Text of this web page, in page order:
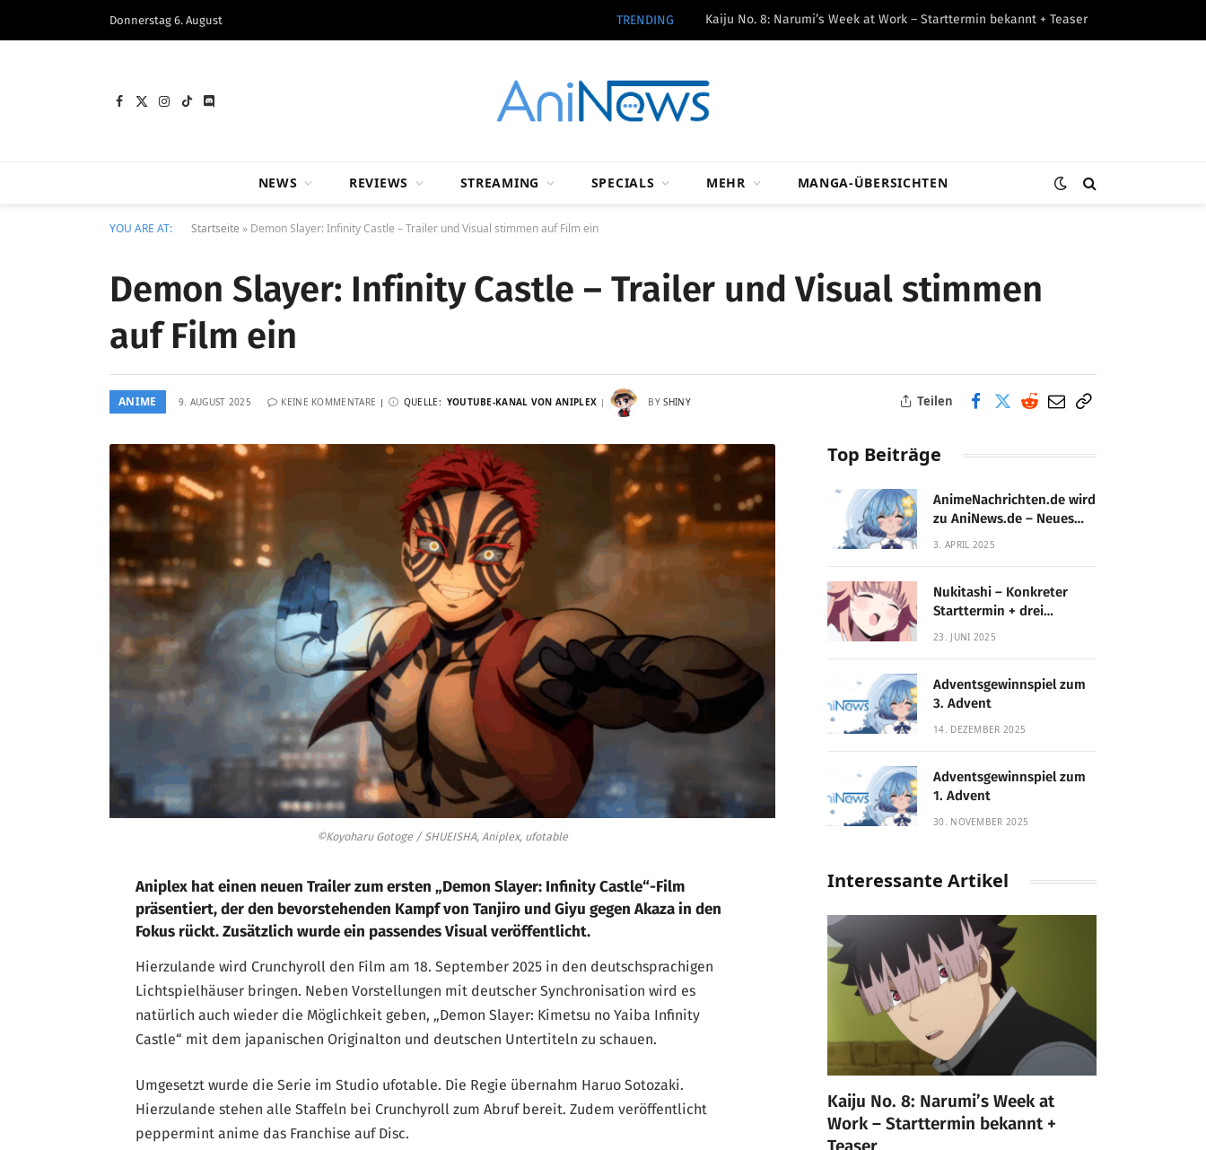
Donnerstag 6. August TRENDING Kaiju No. 8: Narumi’s Week at Work – Starttermin bekannt + Teaser
Facebook
X
Instagram
TikTokDiscord
NEWS REVIEWS STREAMING SPECIALS MEHR MANGA-ÜBERSICHTEN
YOU ARE AT: Startseite » Demon Slayer: Infinity Castle – Trailer und Visual stimmen auf Film ein
Demon Slayer: Infinity Castle – Trailer und Visual stimmen
auf Film ein
ANIME 9. AUGUST 2025 KEINE KOMMENTARE QUELLE: YOUTUBE-KANAL VON ANIPLEX BY SHINY Teilen
©Koyoharu Gotoge / SHUEISHA, Aniplex, ufotable
Aniplex hat einen neuen Trailer zum ersten „Demon Slayer: Infinity Castle“-Film
präsentiert, der den bevorstehenden Kampf von Tanjiro und Giyu gegen Akaza in den
Fokus rückt. Zusätzlich wurde ein passendes Visual veröffentlicht.
Hierzulande wird Crunchyroll den Film am 18. September 2025 in den deutschsprachigen
Lichtspielhäuser bringen. Neben Vorstellungen mit deutscher Synchronisation wird es
natürlich auch wieder die Möglichkeit geben, „Demon Slayer: Kimetsu no Yaiba Infinity
Castle“ mit dem japanischen Originalton und deutschen Untertiteln zu schauen.
Umgesetzt wurde die Serie im Studio ufotable. Die Regie übernahm Haruo Sotozaki.
Hierzulande stehen alle Staffeln bei Crunchyroll zum Abruf bereit. Zudem veröffentlicht
peppermint anime das Franchise auf Disc.
Top Beiträge
AnimeNachrichten.de wird
zu AniNews.de – Neues
Design, gewohnte
3. APRIL 2025
Nukitashi – Konkreter
Starttermin + drei
Fassungen enthüllt
23. JUNI 2025
Adventsgewinnspiel zum
3. Advent
14. DEZEMBER 2025
Adventsgewinnspiel zum
1. Advent
30. NOVEMBER 2025
Interessante Artikel
Kaiju No. 8: Narumi’s Week at
Work – Starttermin bekannt +
Teaser